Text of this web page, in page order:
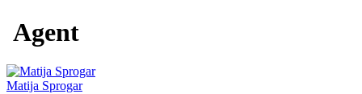
Agent
Matija Sprogar